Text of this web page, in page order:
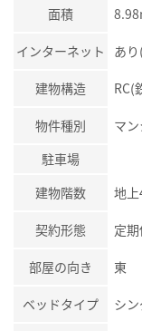
面積
インターネット あ
建物構造 RC(
物件種別
マ
駐車場
建物階数
地
契約形態 定
部屋の向き 東
ベッドタイプ シ